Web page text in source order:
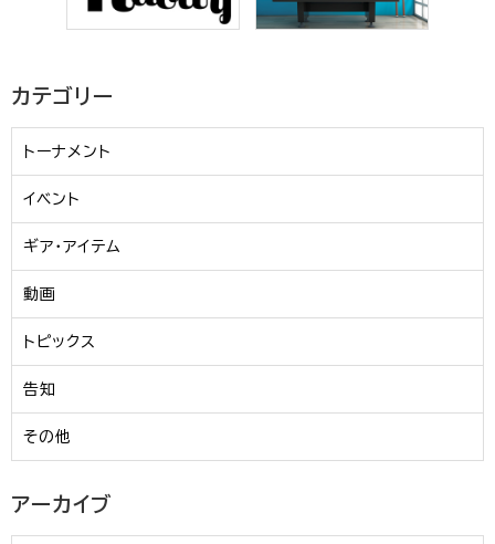
カテゴリー
トーナメント
イベント
ギア・アイテム
動画
トピックス
告知
その他
アーカイブ